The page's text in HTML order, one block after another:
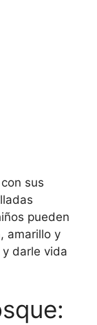
sus
pueden
amarillo y
darle vida